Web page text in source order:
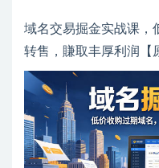
域名交易掘金实战课，
转售，賺取丰厚利润【